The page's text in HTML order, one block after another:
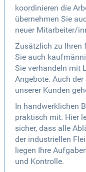
koordinieren die
übernehmen Sie
neuer Mitarbeiter/
Zusätzlich zu Ihren
Sie auch
Sie verhandeln mit
Angebote. Auch
unserer Kunden
In handwerklichen
praktisch mit. Hier
sicher, dass alle
der industriellen
liegen Ihre
und Kontrolle.